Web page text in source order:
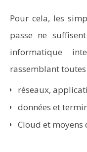
Pour cela, les
passe ne
informatique
rassemblant
réseaux,
données et
Cloud et moyens